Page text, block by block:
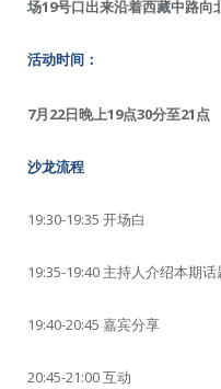
场19号口出来沿着西藏中路向
活动时间：
7月22日晚上19点30分至21点
沙龙流程
19:30-19:35 开场白
19:35-19:40 主持人介绍本期话
19:40-20:45 嘉宾分享
20:45-21:00 互动